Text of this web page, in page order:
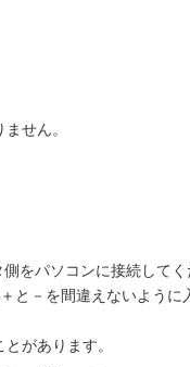
せん。
をパソコンに接続してく
－を間違えないよう
があります。